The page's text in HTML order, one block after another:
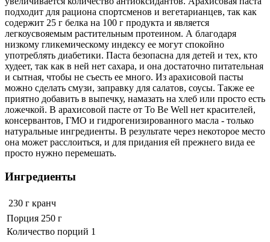
подходит для рациона спортсменов и вегетарианцев, так как
содержит 25 г белка на 100 г продукта и является
легкоусвояемым растительным протеином. А благодаря
низкому гликемическому индексу ее могут спокойно
употреблять диабетики. Паста безопасна для детей и тех, кто
худеет, так как в ней нет сахара, и она достаточно питательная
и сытная, чтобы не съесть ее много. Из арахисовой пасты
можно сделать смузи, заправку для салатов, соусы. Также ее
приятно добавить в выпечку, намазать на хлеб или просто есть
ложечкой. В арахисовой пасте от To Be Well нет красителей,
консервантов, ГМО и гидрогенизированного масла - только
натуральные ингредиенты. В результате через некоторое место
она может расслоиться, и для придания ей прежнего вида ее
просто нужно перемешать.
Ингредиенты
230 г кранч
Порция 250 г
Количество порций 1